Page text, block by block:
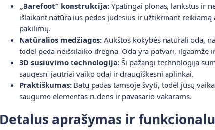
„Barefoot“ konstrukcija: Ypatingai plonas, lankstus ir
išlaikant natūralius pėdos judesius ir užtikrinant
pakilimų.
Natūralios medžiagos: Aukštos kokybės natūrali oda,
todėl pėda neišsilaiko drėgna. Oda yra patvari, ilgaamžė
3D susiuvimo technologija: Ši pažangi technologija
saugesni jautriai vaiko odai ir draugiškesni aplinkai.
Praktiškumas: Batų padas tamsoje švyti, todėl jūsų
saugumo elementas rudens ir pavasario vakarams.
Detalus aprašymas ir